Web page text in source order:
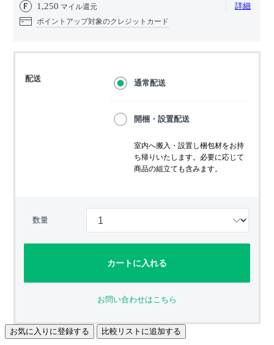
1,250 マイル還元 詳細
ポイントアップ対象のクレジットカード
配送 通常配送
開梱・設置配送
室内へ搬入・設置し梱包材をお持
ち帰りいたします。必要に応じて
商品の組立ても含みます。
数量
カートに入れる
お問い合わせはこちら
お気に入りに登録する 比較リストに追加する